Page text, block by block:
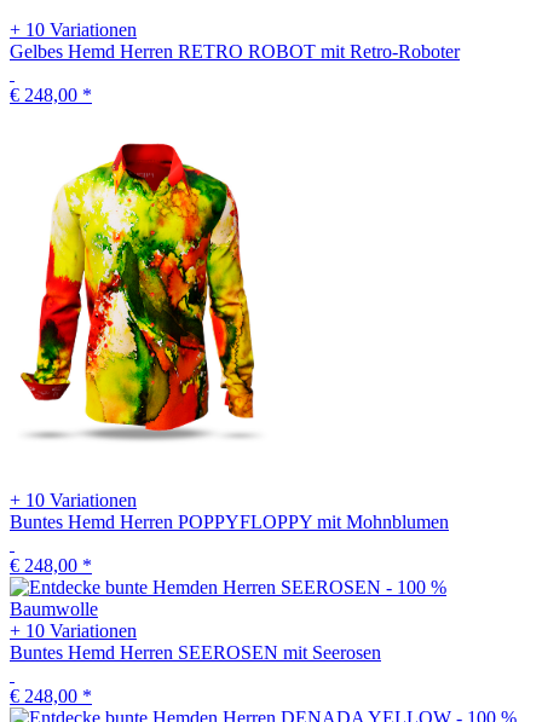
Kurzarmhemd Herren PINK MARTINI
€ 158,00*
Gelbes Hemd Herren GON YELLOW mit grafischem Farbverlauf
€ 198,00*
+ 10 Variationen
Gelbes Hemd Herren RETRO ROBOT mit Retro-Roboter
€ 248,00*